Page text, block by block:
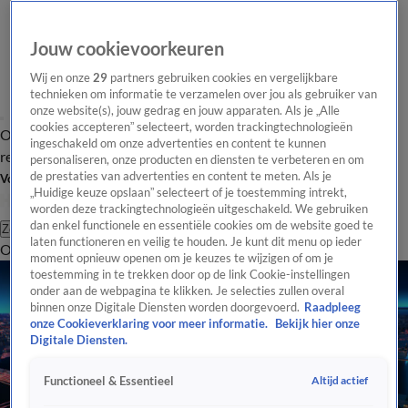
Overzicht Laatste nieuws Regionieuws Het beste van Hart
Tip de
redactie
Volg Hart van Nederland
Zoeken
OverzichtRegioUitzendingenWeerTip de redactiePanelVideo's
Jouw cookievoorkeuren
Wij en onze29 partners gebruiken cookies en vergelijkbare
technieken om informatie te verzamelen over jou als gebruiker van
onze website(s), jouw gedrag en jouw apparaten. Als je „Alle
cookies accepteren” selecteert, worden trackingtechnologieën
ingeschakeld om onze advertenties en content te kunnen
personaliseren, onze producten en diensten te verbeteren en om
de prestaties van advertenties en content te meten. Als je
„Huidige keuze opslaan” selecteert of je toestemming intrekt,
worden deze trackingtechnologieën uitgeschakeld. We gebruiken
dan enkel functionele en essentiële cookies om de website goed te
laten functioneren en veilig te houden. Je kunt dit menu op ieder
moment opnieuw openen om je keuzes te wijzigen of om je
toestemming in te trekken door op de link Cookie-instellingen
onder aan de webpagina te klikken. Je selecties zullen overal
binnen onze Digitale Diensten worden doorgevoerd. Raadpleeg
onze Cookieverklaring voor meer informatie.
Bekijk hier onze
Digitale Diensten.
Functioneel & Essentieel Altijd actief